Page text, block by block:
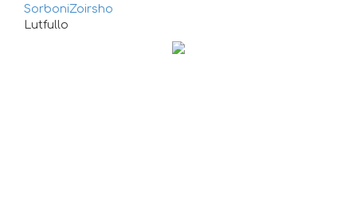
SorboniZoirsho
Lutfullo